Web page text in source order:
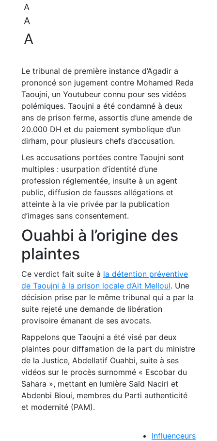
A
A
A
Le tribunal de première instance d’Agadir a
prononcé son jugement contre Mohamed Reda
Taoujni, un Youtubeur connu pour ses vidéos
polémiques. Taoujni a été condamné à deux
ans de prison ferme, assortis d’une amende de
20.000 DH et du paiement symbolique d’un
dirham, pour plusieurs chefs d’accusation.
Les accusations portées contre Taoujni sont
multiples : usurpation d’identité d’une
profession réglementée, insulte à un agent
public, diffusion de fausses allégations et
atteinte à la vie privée par la publication
d’images sans consentement.
Ouahbi à l’origine des
plaintes
Ce verdict fait suite à la détention préventive
de Taoujni à la prison locale d’Ait Melloul. Une
décision prise par le même tribunal qui a par la
suite rejeté une demande de libération
provisoire émanant de ses avocats.
Rappelons que Taoujni a été visé par deux
plaintes pour diffamation de la part du ministre
de la Justice, Abdellatif Ouahbi, suite à ses
vidéos sur le procès surnommé « Escobar du
Sahara », mettant en lumière Saïd Naciri et
Abdenbi Bioui, membres du Parti authenticité
et modernité (PAM).
Influenceurs